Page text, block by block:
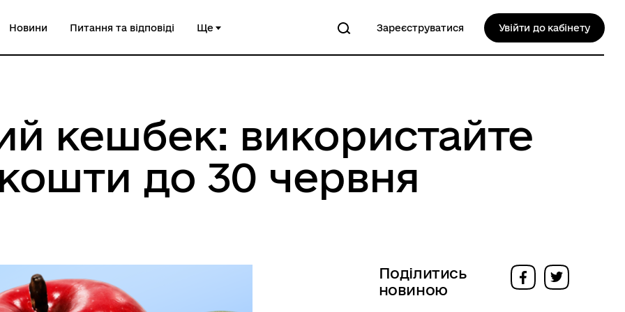
Новини Питання та відповіді Ще Зареєструватися Увійти до кабінету
кешбек: використайте
до 30 червня
Поділитись
новиною